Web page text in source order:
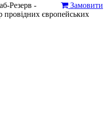
Замовити
Резерв -
провідних європейських